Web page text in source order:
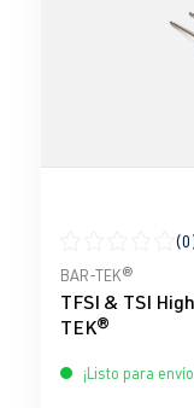
Calificación
BAR-TEK®
TFSI & TSI
TEK®
¡Listo para